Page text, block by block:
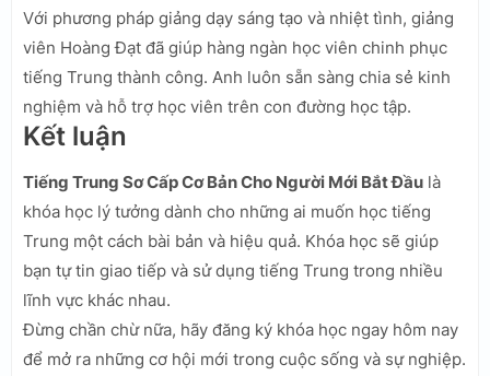
Với phương pháp giảng dạy sáng tạo và nhiệt tình, giảng
viên Hoàng Đạt đã giúp hàng ngàn học viên chinh phục
tiếng Trung thành công. Anh luôn sẵn sàng chia sẻ kinh
nghiệm và hỗ trợ học viên trên con đường học tập.
Kết luận
Tiếng Trung Sơ Cấp Cơ Bản Cho Người Mới Bắt Đầu là
khóa học lý tưởng dành cho những ai muốn học tiếng
Trung một cách bài bản và hiệu quả. Khóa học sẽ giúp
bạn tự tin giao tiếp và sử dụng tiếng Trung trong nhiều
lĩnh vực khác nhau.
Đừng chần chừ nữa, hãy đăng ký khóa học ngay hôm nay
để mở ra những cơ hội mới trong cuộc sống và sự nghiệp.